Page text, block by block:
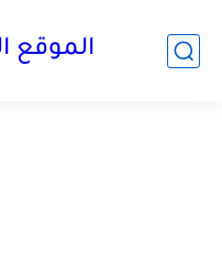
الموقع